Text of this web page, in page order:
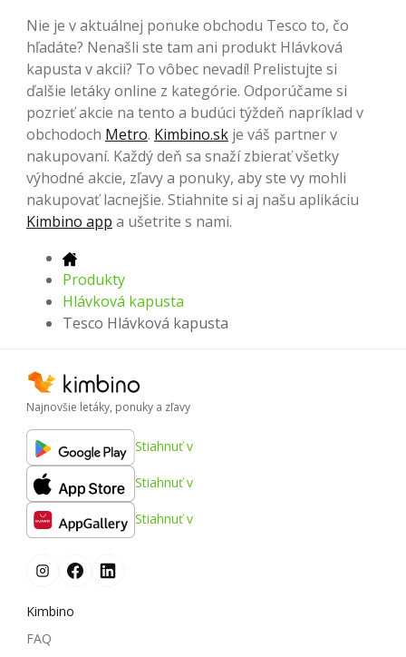
Nie je v aktuálnej ponuke obchodu Tesco to, čo
hľadáte? Nenašli ste tam ani produkt Hlávková
kapusta v akcii? To vôbec nevadí! Prelistujte si
ďalšie letáky online z kategórie. Odporúčame si
pozrieť akcie na tento a budúci týždeň napríklad v
obchodoch Metro. Kimbino.sk je váš partner v
nakupovaní. Každý deň sa snaží zbierať všetky
výhodné akcie, zľavy a ponuky, aby ste vy mohli
nakupovať lacnejšie. Stiahnite si aj našu aplikáciu
Kimbino app a ušetrite s nami.
Produkty
Hlávková kapusta
Tesco Hlávková kapusta
Najnovšie letáky, ponuky a zľavy
Stiahnuť v
Stiahnuť v
Stiahnuť v
Kimbino
FAQ